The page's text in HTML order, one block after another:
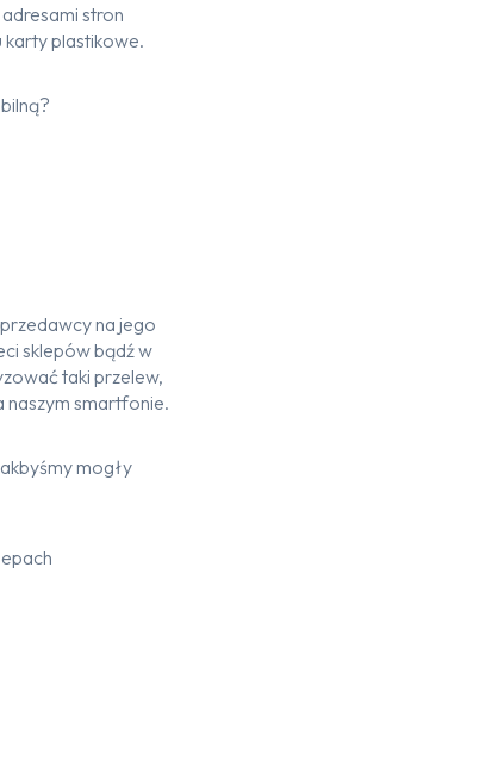
stron
karty plastikowe.
na jego
sklepów bądź w
taki przelew,
naszym smartfonie.
mogły